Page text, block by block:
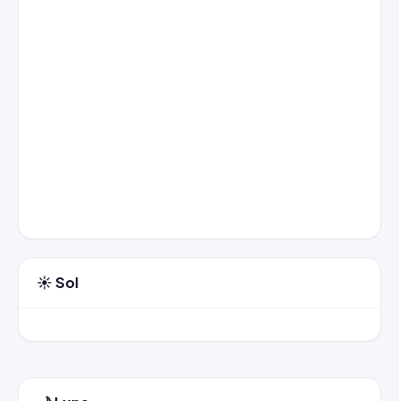
☀️ Sol